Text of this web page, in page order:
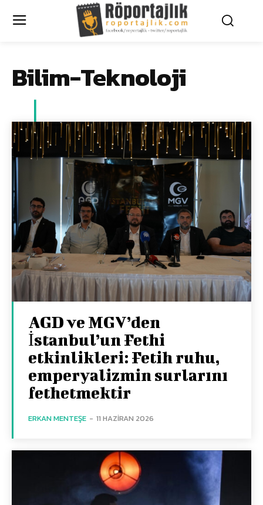
Bilim-Teknoloji
AGD ve MGV’den
İstanbul’un Fethi
etkinlikleri: Fetih ruhu,
emperyalizmin surlarını
fethetmektir
ERKAN MENTEŞE - 11 HAZIRAN 2026